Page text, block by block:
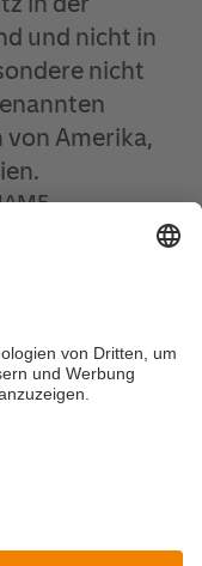
und nicht in
nicht
Amerika,